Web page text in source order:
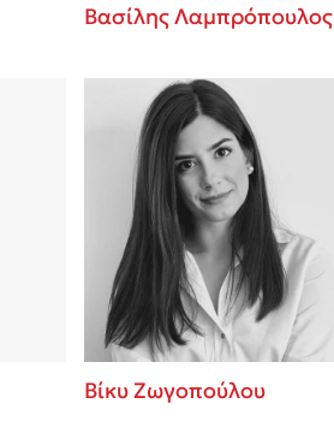
Βασίλης Λαμπρόπουλος
Βίκυ Ζωγοπούλου